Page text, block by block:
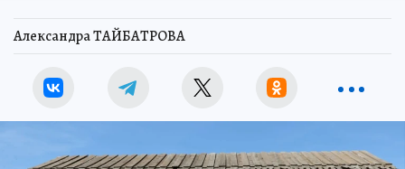
Александра ТАЙБАТРОВА